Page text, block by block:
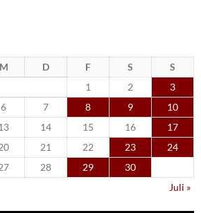
M D F S
S
1
2
3
6 7 8 9
10
14 15 16
17
21 22 23
24
28 29
30
Juli »